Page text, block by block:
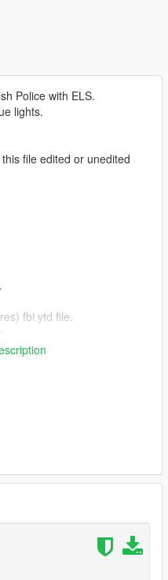
Police with ELS.
lights.
file edited or unedited
fbi.ytd file.
2017-volvo-v90-pack-